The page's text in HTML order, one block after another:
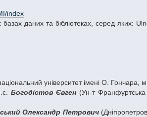
index
даних та бібліотеках, серед яких:
університет імені О. Гончара,
Богодістов Євген(Ун-т Франфуртська
ський Олександр Петрович